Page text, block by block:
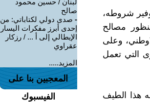
شروطه،
مصالح
وعلى
التي تعمل
هذا الطيف
لبنان / حسين محمود
صالح
- صدى دولي لكتاباتي: من
إحدى أبرز مفكرات اليسار
الإيطالي إلى أ ... / رزكار
عقراوي
المزيد.....
المعجبين بنا على
الفيسبوك